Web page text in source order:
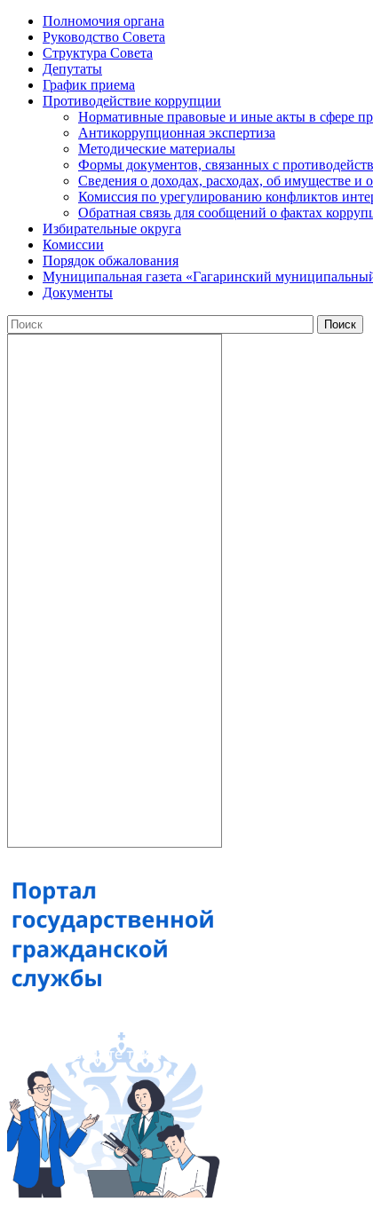
Полномочия органа
Руководство Совета
Структура Совета
Депутаты
График приема
Противодействие коррупции
Нормативные правовые и иные акты в сфере
Антикоррупционная экспертиза
Методические материалы
Формы документов, связанных с
Сведения о доходах, расходах, об имуществе и
Комиссия по урегулированию конфликтов
Обратная связь для сообщений о фактах
Избирательные округа
Комиссии
Порядок обжалования
Муниципальная газета «Гагаринский
Документы